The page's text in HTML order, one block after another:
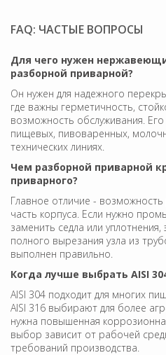
FAQ: ЧАСТЫЕ ВОПРОСЫ
Для чего нужен
разборной приварной?
Он нужен для надежного
где важны герметичность,
возможность обслуживания.
пищевых, пивоваренных,
технических линиях.
Чем разборной приварной
приварного?
Главное отличие -
часть корпуса. Если нужно
заменить седла или
полного вырезания узла из
выполнен правильно.
Когда лучше выбрать AISI
AISI 304 подходит для многих
AISI 316 выбирают для более
нужна повышенная
выбор зависит от рабочей
требований производства.